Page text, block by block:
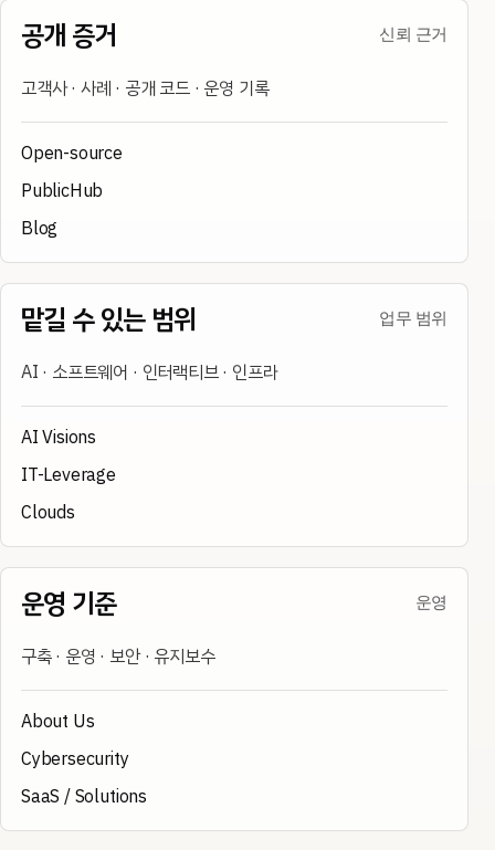
공개 증거 신뢰 근거
고객사 · 사례 · 공개 코드 · 운영 기록
Open-source
PublicHub
Blog
맡길 수 있는 범위 업무 범위
AI · 소프트웨어 · 인터랙티브 · 인프라
AI Visions
IT-Leverage
Clouds
운영 기준 운영
구축 · 운영 · 보안 · 유지보수
About Us
Cybersecurity
SaaS / Solutions